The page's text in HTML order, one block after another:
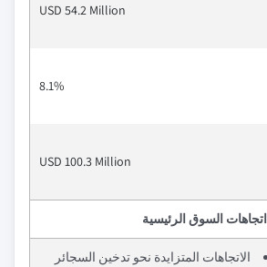
USD 54.2 Million
8.1%
USD 100.3 Million
اتجاهات السوق الرئيسية
الاتجاهات المتزايدة نحو تدخين السجائر